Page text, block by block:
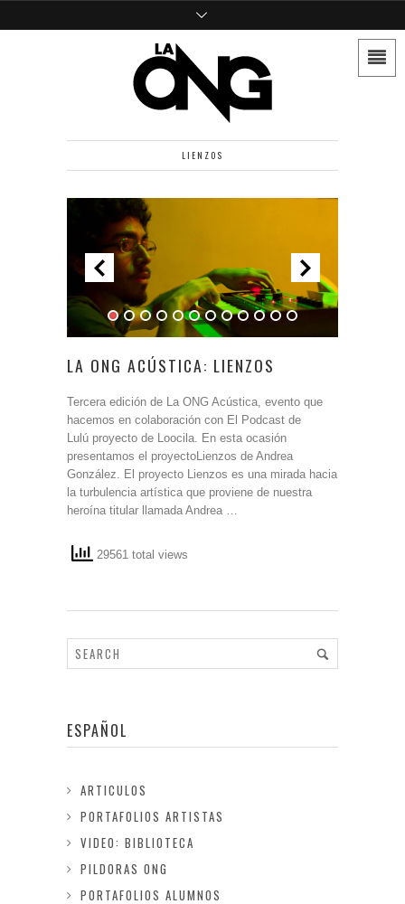
LIENZOS
LA ONG ACÚSTICA: LIENZOS
Tercera edición de La ONG Acústica, evento que
hacemos en colaboración con El Podcast de
Lulú proyecto de Loocila. En esta ocasión
presentamos el proyectoLienzos de Andrea
González. El proyecto Lienzos es una mirada hacia
la turbulencia artística que proviene de nuestra
heroína titular llamada Andrea …
29561 total views
ESPAÑOL
ARTICULOS
PORTAFOLIOS ARTISTAS
VIDEO: BIBLIOTECA
PILDORAS ONG
PORTAFOLIOS ALUMNOS